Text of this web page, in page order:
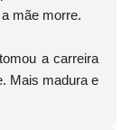
mãe morre.
a carreira
Mais madura e